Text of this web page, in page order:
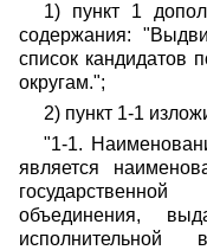
1) пункт 1
содержания:
список кандидатов
округам.";
2) пункт 1-1
"1-1.
является
объединения,